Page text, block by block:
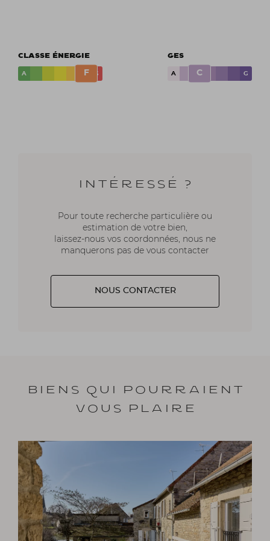
CLASSE ÉNERGIE
A G
F
GES
A G
C
Intéressé ?
Pour toute recherche particulière ou
estimation de votre bien,
laissez-nous vos coordonnées, nous ne
manquerons pas de vous contacter
NOUS CONTACTER
Biens qui pourraient
vous plaire